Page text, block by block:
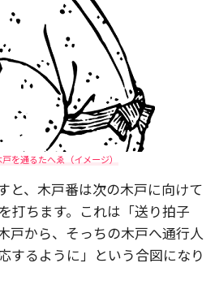
を通るたへゑ（イメージ）
と、木戸番は次の木戸に向けて
ちます。これは「送り拍子
戸から、そっちの木戸へ通行人
するように」という合図になり